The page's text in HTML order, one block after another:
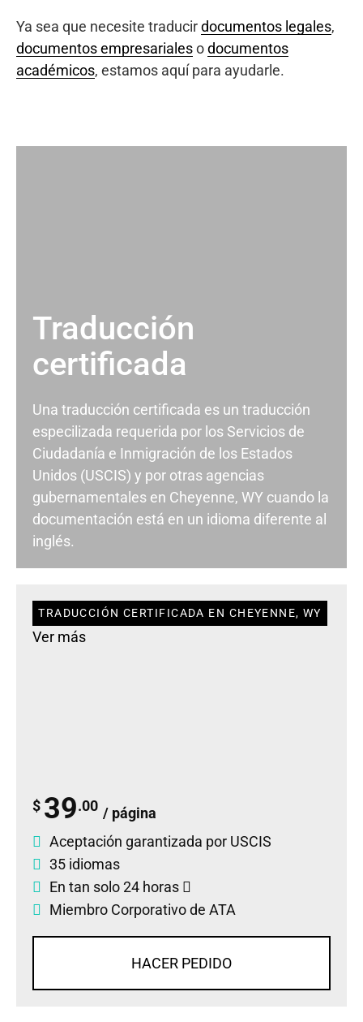
Ya sea que necesite traducirdocumentos legales,
documentos empresarialesodocumentos
académicos, estamos aquí para ayudarle.
Traducción
certificada
Una traducción certificada es un traducción
especilizada requerida por los Servicios de
Ciudadanía e Inmigración de los Estados
Unidos (USCIS) y por otras agencias
gubernamentales en Cheyenne, WY cuando la
documentación está en un idioma diferente al
inglés.
TRADUCCIÓN CERTIFICADA EN CHEYENNE, WY
Ver más
$ 39.00 / página
Aceptación garantizada por USCIS
35 idiomas
En tan solo 24 horas
Miembro Corporativo de ATA
HACER PEDIDO